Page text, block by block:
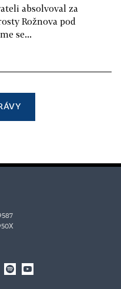
absolvoval za
Rožnova pod
se...